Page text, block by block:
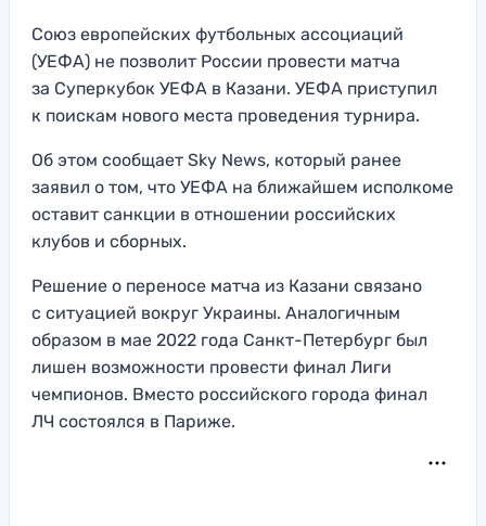
Союз европейских футбольных ассоциаций
(УЕФА) не позволит России провести матча
за Суперкубок УЕФА в Казани. УЕФА приступил
к поискам нового места проведения турнира.
Об этом сообщает Sky News, который ранее
заявил о том, что УЕФА на ближайшем исполкоме
оставит санкции в отношении российских
клубов и сборных.
Решение о переносе матча из Казани связано
с ситуацией вокруг Украины. Аналогичным
образом в мае 2022 года Санкт-Петербург был
лишен возможности провести финал Лиги
чемпионов. Вместо российского города финал
ЛЧ состоялся в Париже.